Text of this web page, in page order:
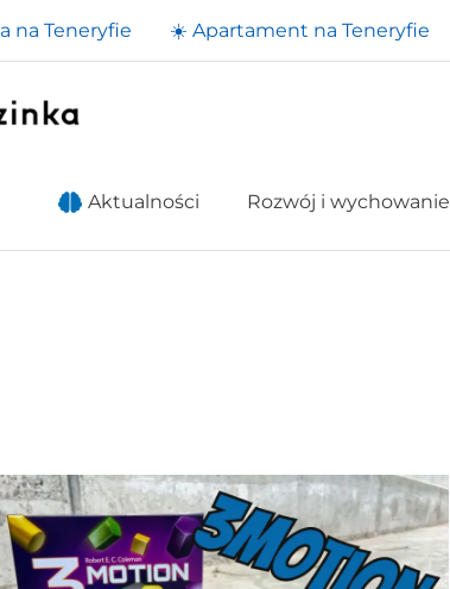
na Teneryfie ☀️ Apartament na Teneryfie
Aktualności Rozwój i wychowanie